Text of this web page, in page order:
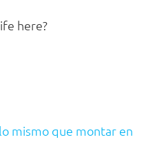
here?
mismo que montar en